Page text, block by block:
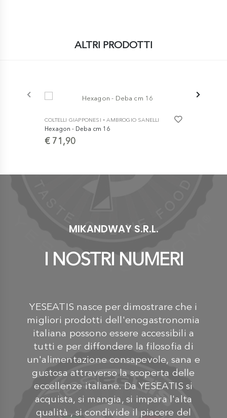
ALTRI PRODOTTI
COLTELLI GIAPPONESI -AMBROGIO SANELLI
Hexagon - Deba cm 16
€ 71,90
MIKANDWAY S.R.L.
I NOSTRI NUMERI
YESEATIS nasce per dimostrare che i
migliori prodotti dell'enogastronomia
italiana possono essere accessibili a
tutti e per diffondere la filosofia di
un'alimentazione consapevole, sana e
gustosa attraverso la scoperta delle
eccellenze italiane. Da YESEATIS si
acquista, si mangia, si impara l'alta
qualità , si condivide il piacere del